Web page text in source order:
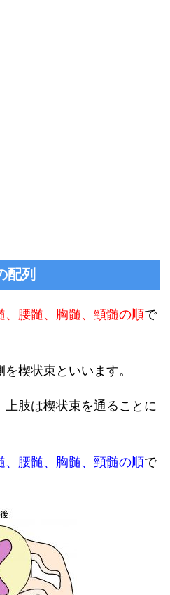
配列
、腰髄、胸髄、頸髄の順で
楔状束といいます。
肢は楔状束を通ることに
、腰髄、胸髄、頸髄の順で